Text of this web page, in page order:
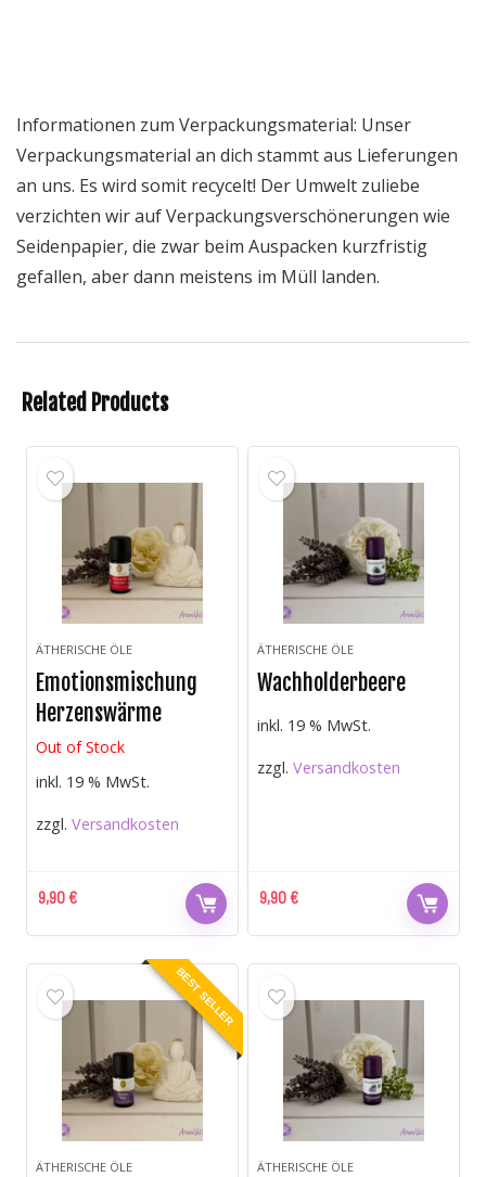
Informationen zum Verpackungsmaterial: Unser
Verpackungsmaterial an dich stammt aus Lieferungen
an uns. Es wird somit recycelt! Der Umwelt zuliebe
verzichten wir auf Verpackungsverschönerungen wie
Seidenpapier, die zwar beim Auspacken kurzfristig
gefallen, aber dann meistens im Müll landen.
Related Products
ÄTHERISCHE ÖLE
Emotionsmischung
Herzenswärme
Out of Stock
9,90€
inkl. 19 % MwSt.
zzgl.Versandkosten
ÄTHERISCHE ÖLE
Wachholderbeere
9,90€
inkl. 19 % MwSt.
zzgl.Versandkosten
BEST SELLER
ÄTHERISCHE ÖLE ÄTHERISCHE ÖLE